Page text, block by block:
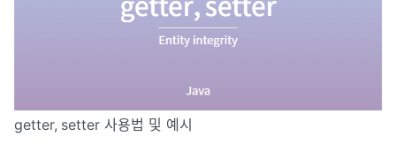
getter, setter 사용법 및 예시